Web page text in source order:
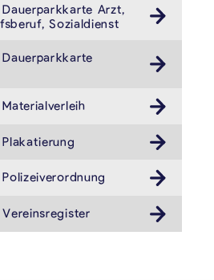
Arzt,
Sozialdienst